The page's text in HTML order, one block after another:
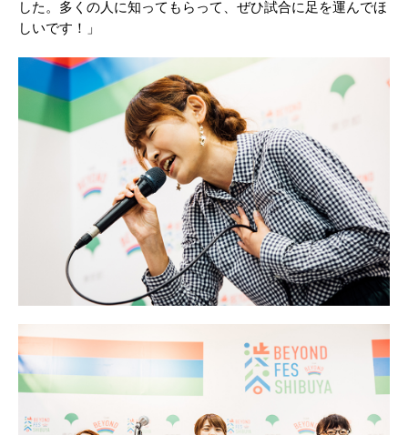
した。多くの人に知ってもらって、ぜひ試合に足を運んでほ
しいです！」